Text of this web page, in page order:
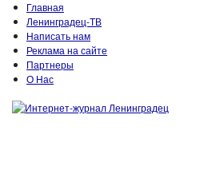
Главная
Ленинградец-ТВ
Написать нам
Реклама на сайте
Партнеры
О Нас